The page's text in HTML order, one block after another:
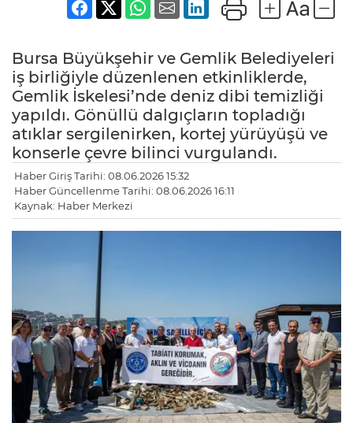
Bursa Büyükşehir ve Gemlik Belediyeleri
iş birliğiyle düzenlenen etkinliklerde,
Gemlik İskelesi’nde deniz dibi temizliği
yapıldı. Gönüllü dalgıçların topladığı
atıklar sergilenirken, kortej yürüyüşü ve
konserle çevre bilinci vurgulandı.
Haber Giriş Tarihi: 08.06.2026 15:32
Haber Güncellenme Tarihi: 08.06.2026 16:11
Kaynak: Haber Merkezi